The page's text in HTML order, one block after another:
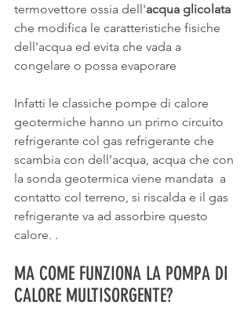
termovettore ossia dell'acqua glicolata
che modifica le caratteristiche fisiche
dell'acqua ed evita che vada a
congelare o possa evaporare
Infatti le classiche pompe di calore
geotermiche hanno un primo circuito
refrigerante col gas refrigerante che
scambia con dell’acqua, acqua che con
la sonda geotermica viene mandata  a
contatto col terreno, si riscalda e il gas
refrigerante va ad assorbire questo
calore. .
MA COME FUNZIONA LA POMPA DI
CALORE MULTISORGENTE?